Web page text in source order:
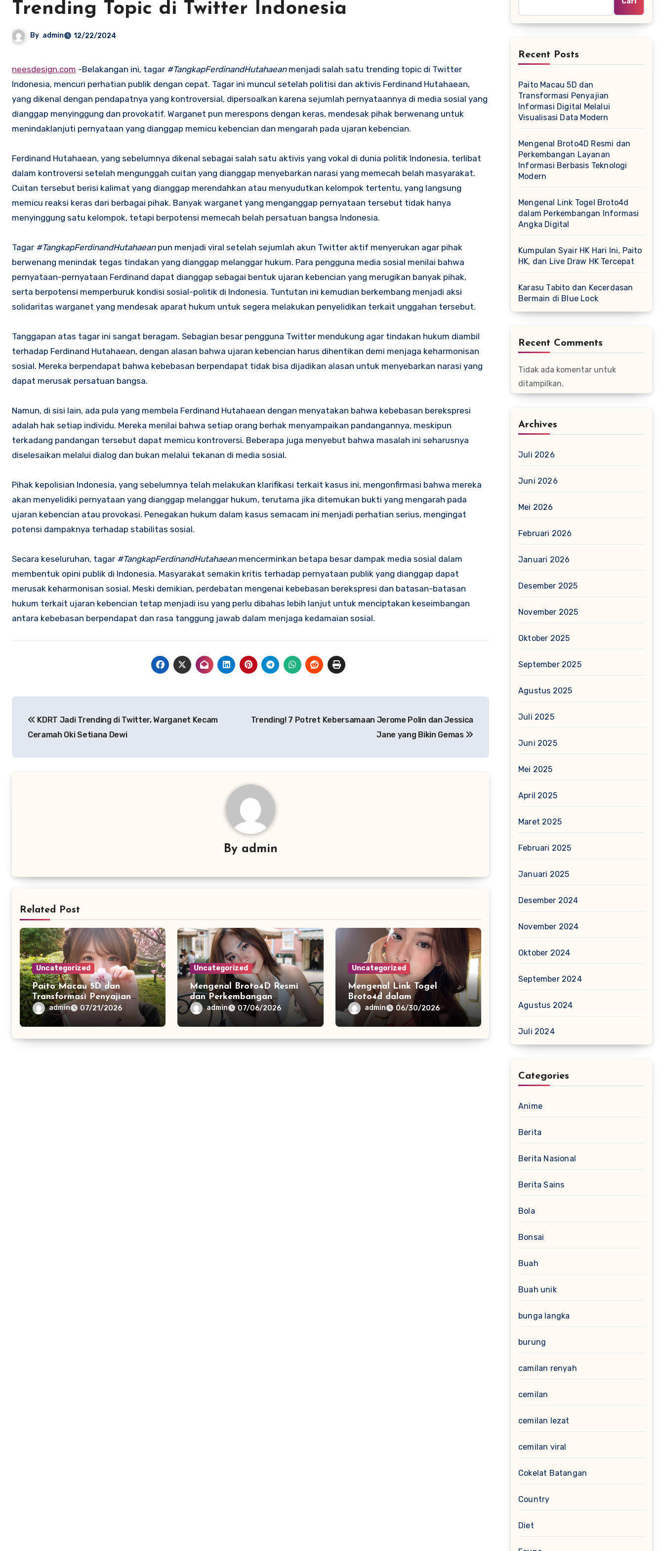
Trending Topic di Twitter Indonesia
By admin 12/22/2024
neesdesign.com -Belakangan ini, tagar #TangkapFerdinandHutahaeanmenjadi salah satu trending topic di Twitter
Indonesia, mencuri perhatian publik dengan cepat. Tagar ini muncul setelah politisi dan aktivis Ferdinand Hutahaean,
yang dikenal dengan pendapatnya yang kontroversial, dipersoalkan karena sejumlah pernyataannya di media sosial yang
dianggap menyinggung dan provokatif. Warganet pun merespons dengan keras, mendesak pihak berwenang untuk
menindaklanjuti pernyataan yang dianggap memicu kebencian dan mengarah pada ujaran kebencian.
Ferdinand Hutahaean, yang sebelumnya dikenal sebagai salah satu aktivis yang vokal di dunia politik Indonesia, terlibat
dalam kontroversi setelah mengunggah cuitan yang dianggap menyebarkan narasi yang memecah belah masyarakat.
Cuitan tersebut berisi kalimat yang dianggap merendahkan atau menyudutkan kelompok tertentu, yang langsung
memicu reaksi keras dari berbagai pihak. Banyak warganet yang menganggap pernyataan tersebut tidak hanya
menyinggung satu kelompok, tetapi berpotensi memecah belah persatuan bangsa Indonesia.
Tagar #TangkapFerdinandHutahaeanpun menjadi viral setelah sejumlah akun Twitter aktif menyerukan agar pihak
berwenang menindak tegas tindakan yang dianggap melanggar hukum. Para pengguna media sosial menilai bahwa
pernyataan-pernyataan Ferdinand dapat dianggap sebagai bentuk ujaran kebencian yang merugikan banyak pihak,
serta berpotensi memperburuk kondisi sosial-politik di Indonesia. Tuntutan ini kemudian berkembang menjadi aksi
solidaritas warganet yang mendesak aparat hukum untuk segera melakukan penyelidikan terkait unggahan tersebut.
Tanggapan atas tagar ini sangat beragam. Sebagian besar pengguna Twitter mendukung agar tindakan hukum diambil
terhadap Ferdinand Hutahaean, dengan alasan bahwa ujaran kebencian harus dihentikan demi menjaga keharmonisan
sosial. Mereka berpendapat bahwa kebebasan berpendapat tidak bisa dijadikan alasan untuk menyebarkan narasi yang
dapat merusak persatuan bangsa.
Namun, di sisi lain, ada pula yang membela Ferdinand Hutahaean dengan menyatakan bahwa kebebasan berekspresi
adalah hak setiap individu. Mereka menilai bahwa setiap orang berhak menyampaikan pandangannya, meskipun
terkadang pandangan tersebut dapat memicu kontroversi. Beberapa juga menyebut bahwa masalah ini seharusnya
diselesaikan melalui dialog dan bukan melalui tekanan di media sosial.
Pihak kepolisian Indonesia, yang sebelumnya telah melakukan klarifikasi terkait kasus ini, mengonfirmasi bahwa mereka
akan menyelidiki pernyataan yang dianggap melanggar hukum, terutama jika ditemukan bukti yang mengarah pada
ujaran kebencian atau provokasi. Penegakan hukum dalam kasus semacam ini menjadi perhatian serius, mengingat
potensi dampaknya terhadap stabilitas sosial.
Secara keseluruhan, tagar #TangkapFerdinandHutahaeanmencerminkan betapa besar dampak media sosial dalam
membentuk opini publik di Indonesia. Masyarakat semakin kritis terhadap pernyataan publik yang dianggap dapat
merusak keharmonisan sosial. Meski demikian, perdebatan mengenai kebebasan berekspresi dan batasan-batasan
hukum terkait ujaran kebencian tetap menjadi isu yang perlu dibahas lebih lanjut untuk menciptakan keseimbangan
antara kebebasan berpendapat dan rasa tanggung jawab dalam menjaga kedamaian sosial.
pos KDRT Jadi Trending di Twitter, Warganet Kecam
Ceramah Oki Setiana Dewi
Trending! 7 Potret Kebersamaan Jerome Polin dan Jessica
Jane yang Bikin Gemas
By admin
Related Post
Uncategorized
Paito Macau 5D dan
Transformasi Penyajian
Informasi Digital Melalui
Visualisasi Data Modern
admin 07/21/2026
Uncategorized
Mengenal Broto4D Resmi
dan Perkembangan
Layanan Informasi Berbasis
Teknologi Modern
admin 07/06/2026
Uncategorized
Mengenal Link Togel
Broto4d dalam
Perkembangan Informasi
Angka Digital
admin 06/30/2026
Recent Posts
Paito Macau 5D dan
Transformasi Penyajian
Informasi Digital Melalui
Visualisasi Data Modern
Mengenal Broto4D Resmi dan
Perkembangan Layanan
Informasi Berbasis Teknologi
Modern
Mengenal Link Togel Broto4d
dalam Perkembangan Informasi
Angka Digital
Kumpulan Syair HK Hari Ini, Paito
HK, dan Live Draw HK Tercepat
Karasu Tabito dan Kecerdasan
Bermain di Blue Lock
Recent Comments
Tidak ada komentar untuk
ditampilkan.
Archives
Juli 2026
Juni 2026
Mei 2026
Februari 2026
Januari 2026
Desember 2025
November 2025
Oktober 2025
September 2025
Agustus 2025
Juli 2025
Juni 2025
Mei 2025
April 2025
Maret 2025
Februari 2025
Januari 2025
Desember 2024
November 2024
Oktober 2024
September 2024
Agustus 2024
Juli 2024
Categories
Anime
Berita
Berita Nasional
Berita Sains
Bola
Bonsai
Buah
Buah unik
bunga langka
burung
camilan renyah
cemilan
cemilan lezat
cemilan viral
Cokelat Batangan
Country
Diet